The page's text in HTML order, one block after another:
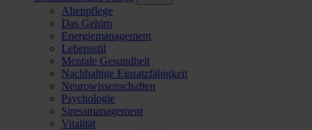
Altenpflege
Das Gehirn
Energiemanagement
Lebensstil
Mentale Gesundheit
Nachhaltige Einsatzfähigkeit
Neurowissenschaften
Psychologie
Stressmanagement
Vitalität